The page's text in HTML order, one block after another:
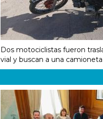
Dos motociclistas fueron
vial y buscan a una